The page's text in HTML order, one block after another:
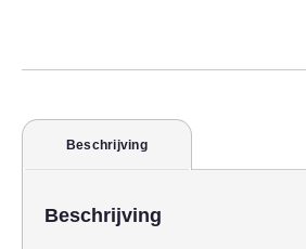
Beschrijving
Beschrijving